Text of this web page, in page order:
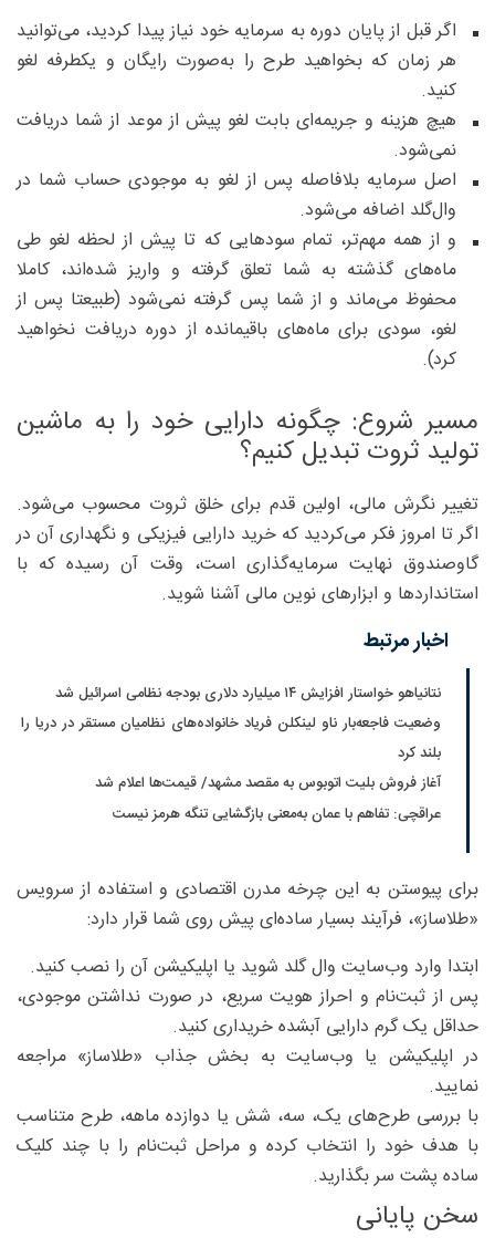
اگر قبل از پایان دوره به سرمایه خود نیاز پیدا کردید، می‌توانید
هر زمان که بخواهید طرح را به‌صورت رایگان و یکطرفه لغو
کنید.
هیچ هزینه و جریمه‌ای بابت لغو پیش از موعد از شما دریافت
نمی‌شود.
اصل سرمایه بلافاصله پس از لغو به موجودی حساب شما در
وال‌گلد اضافه می‌شود.
و از همه مهم‌تر، تمام سودهایی که تا پیش از لحظه لغو طی
ماه‌های گذشته به شما تعلق گرفته و واریز شده‌اند، کاملا
محفوظ می‌ماند و از شما پس گرفته نمی‌شود (طبیعتا پس از
لغو، سودی برای ماه‌های باقیمانده از دوره دریافت نخواهید
کرد).
مسیر شروع: چگونه دارایی خود را به ماشین
تولید ثروت تبدیل کنیم؟
تغییر نگرش مالی، اولین قدم برای خلق ثروت محسوب می‌شود.
اگر تا امروز فکر می‌کردید که خرید دارایی فیزیکی و نگهداری آن در
گاوصندوق نهایت سرمایه‌گذاری است، وقت آن رسیده که با
استانداردها و ابزارهای نوین مالی آشنا شوید.
اخبار مرتبط
نتانیاهو خواستار افزایش ۱۴ میلیارد دلاری بودجه نظامی اسرائیل شد
وضعیت فاجعه‌بار ناو لینکلن فریاد خانواده‌های نظامیان مستقر در دریا را
بلند کرد
آغاز فروش بلیت اتوبوس به مقصد مشهد/ قیمت‌ها اعلام شد
عراقچی: تفاهم با عمان به‌معنی بازگشایی تنگه هرمز نیست
برای پیوستن به این چرخه مدرن اقتصادی و استفاده از سرویس
«طلاساز»، فرآیند بسیار ساده‌ای پیش روی شما قرار دارد:
ابتدا وارد وب‌سایت وال گلد شوید یا اپلیکیشن آن را نصب کنید.
پس از ثبت‌نام و احراز هویت سریع، در صورت نداشتن موجودی،
حداقل یک گرم دارایی آبشده خریداری کنید.
در اپلیکیشن یا وب‌سایت به بخش جذاب «طلاساز» مراجعه
نمایید.
با بررسی طرح‌های یک، سه، شش یا دوازده ماهه، طرح متناسب
با هدف خود را انتخاب کرده و مراحل ثبت‌نام را با چند کلیک
ساده پشت سر بگذارید.
سخن پایانی